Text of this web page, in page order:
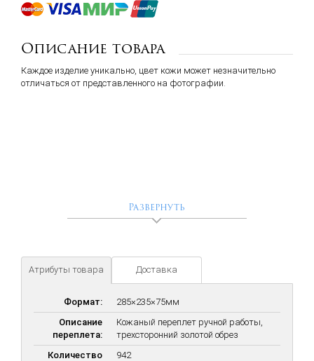
Описание товара
Каждое изделие уникально, цвет кожи может незначительно
отличаться от представленного на фотографии.
Развернуть
Атрибуты товара Доставка
Формат:
285×235×75мм
Описание
переплета:
Кожаный переплет ручной работы,
трехсторонний золотой обрез
Количество
942